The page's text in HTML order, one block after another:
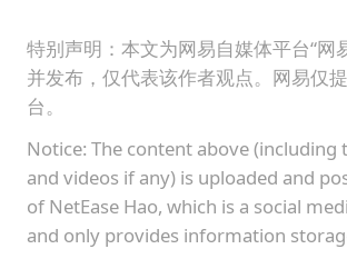
特别声明：本文为网易自媒体平台“网
并发布，仅代表该作者观点。网易仅
台。
Notice: The content above (including
and videos if any) is uploaded and
of NetEase Hao, which is a social
and only provides information